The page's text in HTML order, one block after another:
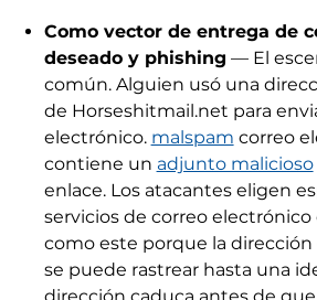
Como vector de entrega de
deseado y phishing — El
común. Alguien usó una
de Horseshitmail.net para
electrónico. malspam correo
contiene un adjunto malicioso
enlace. Los atacantes eligen
servicios de correo electrónico
como este porque la
se puede rastrear hasta una